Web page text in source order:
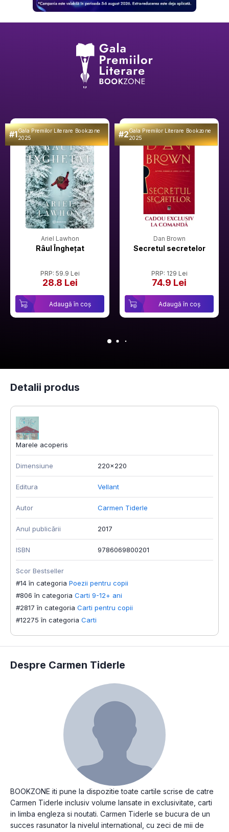
#1Gala Premilor Literare Bookzone
2025
Ariel Lawhon
Râul Înghețat
PRP: 59.9 Lei
28.8 Lei
Adaugă în coș
#2Gala Premilor Literare Bookzone
2025
Dan Brown
Secretul secretelor
PRP: 129 Lei
74.9 Lei
Adaugă în coș
Detalii produs
Marele acoperis
Dimensiune 220x220
Editura Vellant
Autor Carmen Tiderle
Anul publicării 2017
ISBN 9786069800201
Scor Bestseller
#14 în categoria Poezii pentru copii
#806 în categoria Carti 9-12+ ani
#2817 în categoria Carti pentru copii
#12275 în categoria Carti
Despre Carmen Tiderle
BOOKZONE iti pune la dispozitie toate cartile scrise de catre
Carmen Tiderle inclusiv volume lansate in exclusivitate, carti
in limba engleza si noutati. Carmen Tiderle se bucura de un
succes rasunator la nivelul international, cu zeci de mii de